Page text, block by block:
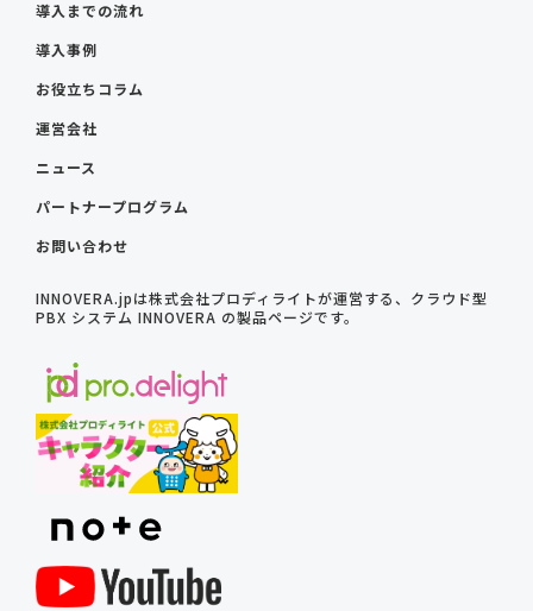
導入までの流れ
導入事例
お役立ちコラム
運営会社
ニュース
パートナープログラム
お問い合わせ
INNOVERA.jpは株式会社プロディライトが運営する、クラウド型
PBX システム INNOVERA の製品ページです。